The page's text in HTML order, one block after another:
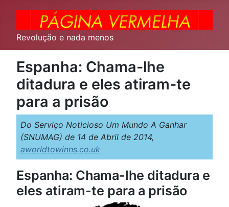
Revolução e nada menos
Espanha: Chama-lhe
ditadura e eles atiram-te
para a prisão
Do Serviço Noticioso Um Mundo A Ganhar
(SNUMAG) de 14 de Abril de 2014,
aworldtowinns.co.uk
Espanha: Chama-lhe ditadura e
eles atiram-te para a prisão